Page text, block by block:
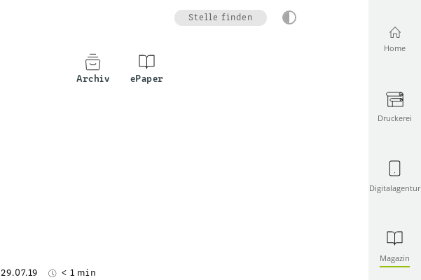
Home
Druckerei
Digitalagentur
Magazin
Stelle finden
Archiv ePaper
29.07.19 < 1 min